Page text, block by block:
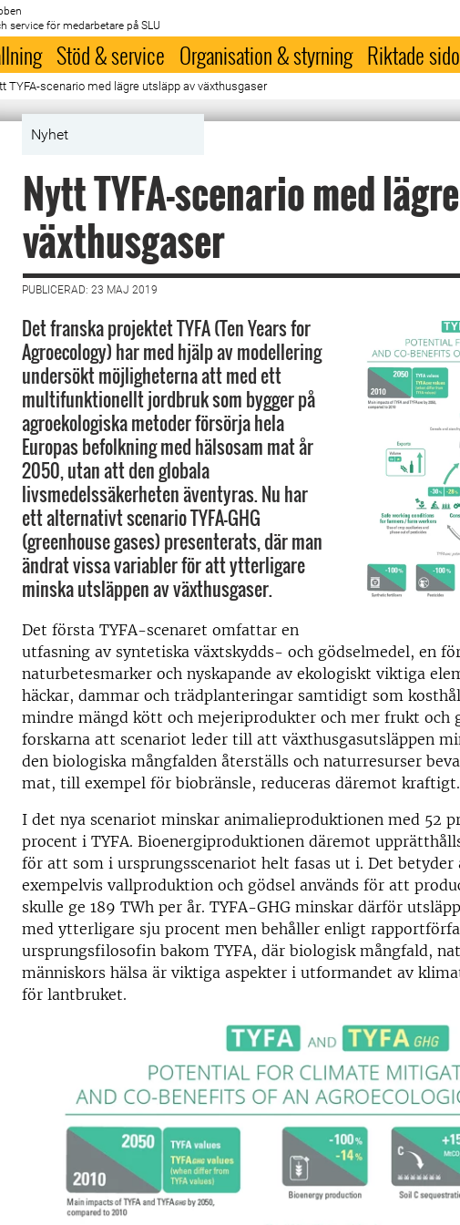
service för medarbetare på SLU
Stöd & service Organisation & styrning Riktade
TYFA-scenario med lägre utsläpp av växthusgaser
Nyhet
Nytt TYFA-scenario med
växthusgaser
PUBLICERAD: 23 MAJ 2019
Det franska projektet TYFA (Ten Years for
Agroecology) har med hjälp av modellering
undersökt möjligheterna att med ett
multifunktionellt jordbruk som bygger på
agroekologiska metoder försörja hela
Europas befolkning med hälsosam mat år
2050, utan att den globala
livsmedelssäkerheten äventyras. Nu har
ett alternativt scenario TYFA-GHG
(greenhouse gases) presenterats, där man
ändrat vissa variabler för att ytterligare
minska utsläppen av växthusgaser.
Det första TYFA-scenaret omfattar en
utfasning av syntetiska växtskydds- och gödselmedel, en
naturbetesmarker och nyskapande av ekologiskt viktiga
häckar, dammar och trädplanteringar samtidigt som
mindre mängd kött och mejeriprodukter och mer frukt och
forskarna att scenariot leder till att växthusgasutsläppen
den biologiska mångfalden återställs och naturresurser
mat, till exempel för biobränsle, reduceras däremot kraftigt.
I det nya scenariot minskar animalieproduktionen med 52
procent i TYFA. Bioenergiproduktionen däremot
för att som i ursprungsscenariot helt fasas ut i. Det betyder
exempelvis vallproduktion och gödsel används för att
skulle ge 189 TWh per år. TYFA-GHG minskar därför
med ytterligare sju procent men behåller enligt
ursprungsfilosofin bakom TYFA, där biologisk mångfald,
människors hälsa är viktiga aspekter i utformandet av
för lantbruket.